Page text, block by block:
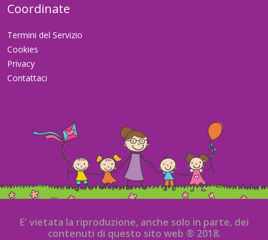
Coordinate
Termini del Servizio
Cookies
Privacy
Contattaci
E' vietata la riproduzione, anche solo in parte, dei
contenuti di questo sito web ® 2018.